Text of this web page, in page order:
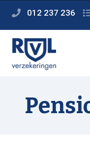
012 237 236